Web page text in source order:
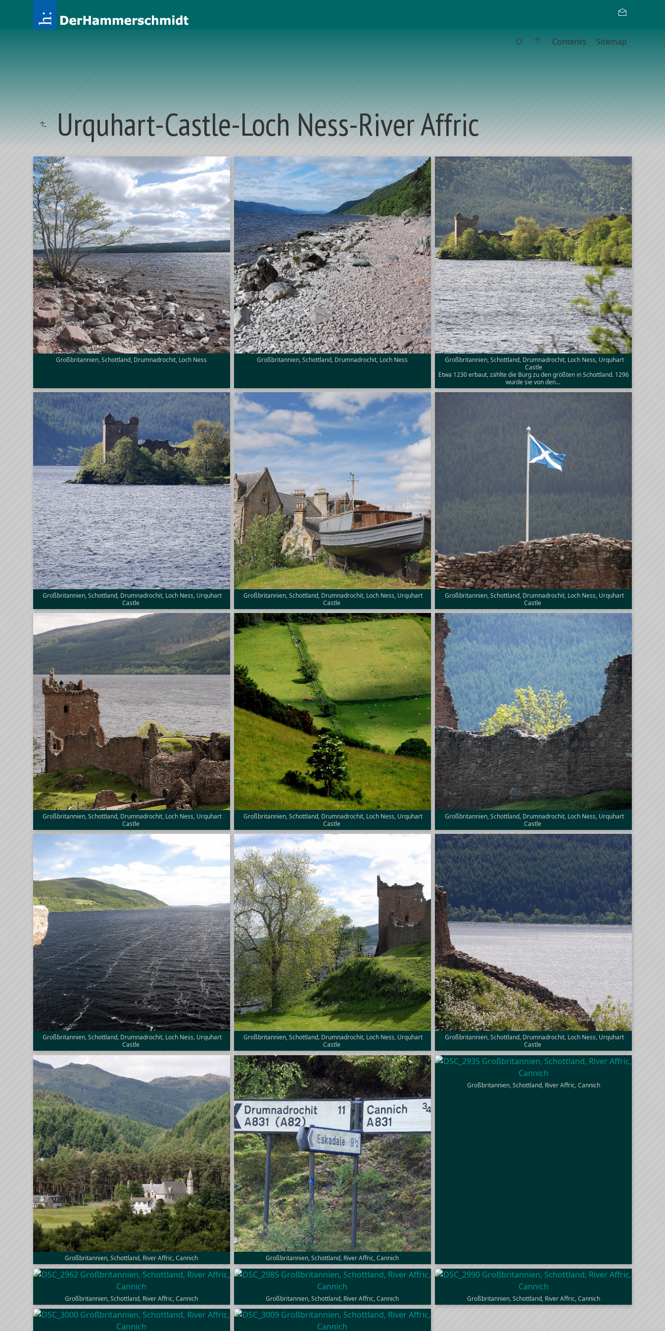
Contents Sitemap
Urquhart-Castle-Loch Ness-River Affric
Großbritannien, Schottland, Drumnadrochit, Loch Ness Großbritannien, Schottland, Drumnadrochit, Loch Ness
Großbritannien, Schottland, Drumnadrochit, Loch Ness, Urquhart
Castle
Etwa 1230 erbaut, zählte die Burg zu den größten in Schottland. 1296
wurde sie von den…
Großbritannien, Schottland, Drumnadrochit, Loch Ness, Urquhart
Castle
Großbritannien, Schottland, Drumnadrochit, Loch Ness, Urquhart
Castle
Großbritannien, Schottland, Drumnadrochit, Loch Ness, Urquhart
Castle
Großbritannien, Schottland, Drumnadrochit, Loch Ness, Urquhart
Castle
Großbritannien, Schottland, Drumnadrochit, Loch Ness, Urquhart
Castle
Großbritannien, Schottland, Drumnadrochit, Loch Ness, Urquhart
Castle
Großbritannien, Schottland, Drumnadrochit, Loch Ness, Urquhart
Castle
Großbritannien, Schottland, Drumnadrochit, Loch Ness, Urquhart
Castle
Großbritannien, Schottland, Drumnadrochit, Loch Ness, Urquhart
Castle
Großbritannien, Schottland, River Affric, Cannich Großbritannien, Schottland, River Affric, Cannich
Großbritannien, Schottland, River Affric, Cannich
Großbritannien, Schottland, River Affric, Cannich Großbritannien, Schottland, River Affric, Cannich Großbritannien, Schottland, River Affric, Cannich